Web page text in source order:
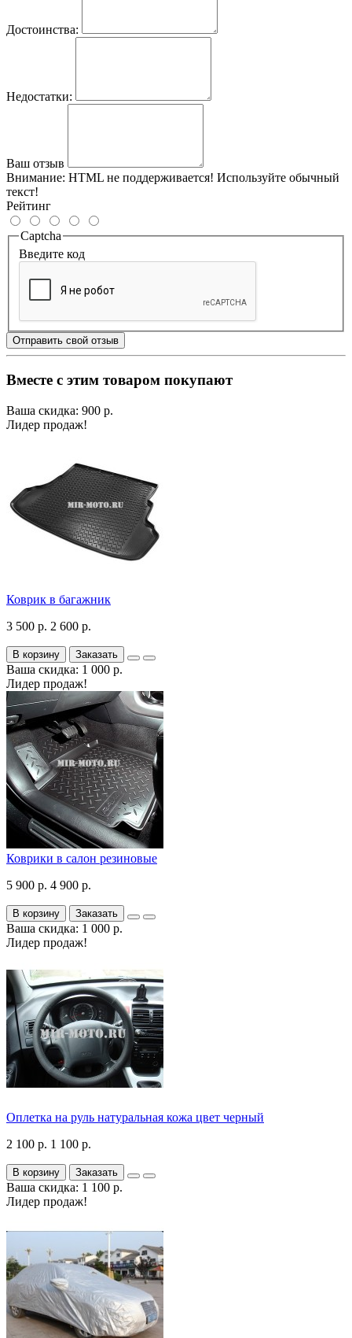
Достоинства:
Недостатки:
Ваш отзыв
Внимание: HTML не поддерживается! Используйте обычный
текст!
Рейтинг
Captcha
Введите код
Отправить свой отзыв
Вместе с этим товаром покупают
Ваша скидка: 900 р.
Лидер продаж!
Коврик в багажник
3 500 р. 2 600 р.
В корзину Заказать
Ваша скидка: 1 000 р.
Лидер продаж!
Коврики в салон резиновые
5 900 р. 4 900 р.
В корзину Заказать
Ваша скидка: 1 000 р.
Лидер продаж!
Оплетка на руль натуральная кожа цвет черный
2 100 р. 1 100 р.
В корзину Заказать
Ваша скидка: 1 100 р.
Лидер продаж!